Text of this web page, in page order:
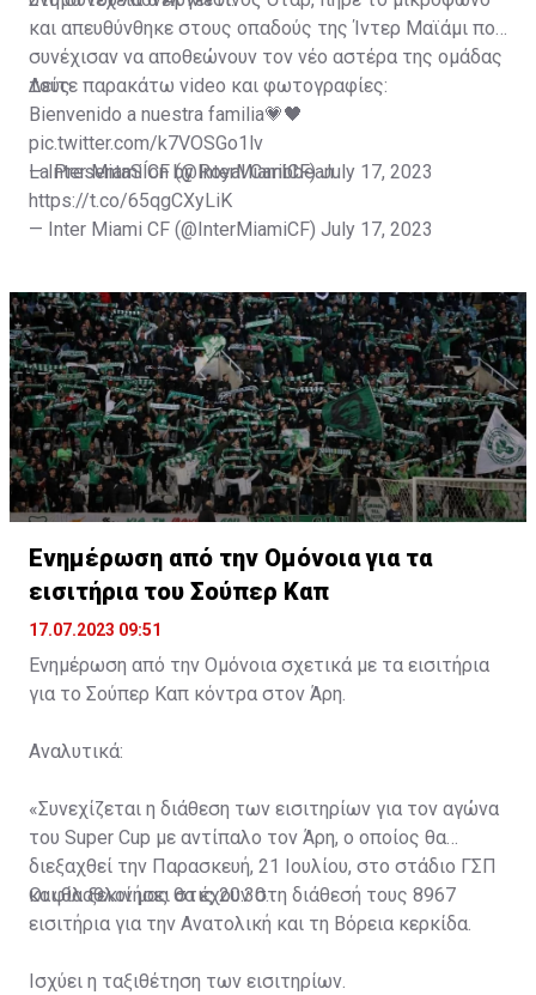
και απευθύνθηκε στους οπαδούς της Ίντερ Μαϊάμι που
συνέχισαν να αποθεώνουν τον νέο αστέρα της ομάδας
τους.
Δείτε παρακάτω video και φωτογραφίες:
Bienvenido a nuestra familia💗🖤
pic.twitter.com/k7VOSGo1lv
— Inter Miami CF (@InterMiamiCF)July 17, 2023
La PresentaSÍon by Royal Caribbean
https://t.co/65qgCXyLiK
— Inter Miami CF (@InterMiamiCF) July 17, 2023
Ενημέρωση από την Ομόνοια για τα
εισιτήρια του Σούπερ Καπ
17.07.2023 09:51
Ενημέρωση από την Ομόνοια σχετικά με τα εισιτήρια
για το Σούπερ Καπ κόντρα στον Άρη.
Αναλυτικά:
«Συνεχίζεται η διάθεση των εισιτηρίων για τον αγώνα
του Super Cup με αντίπαλο τον Άρη, ο οποίος θα
διεξαχθεί την Παρασκευή, 21 Ιουλίου, στο στάδιο ΓΣΠ
και θα ξεκινήσει στις 20:30.
Οι φίλαθλοί μας θα έχουν στη διάθεσή τους 8967
εισιτήρια για την Ανατολική και τη Βόρεια κερκίδα.
Ισχύει η ταξιθέτηση των εισιτηρίων.